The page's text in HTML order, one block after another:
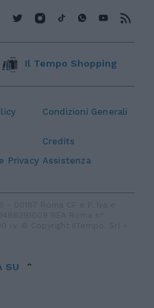
Condizioni Generali
Credits
Privacy Assistenza
Il Tempo Shopping
SU